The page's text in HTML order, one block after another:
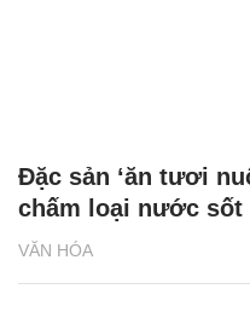
VĂN HÓA
Đặc sản ‘ăn tươi
chấm loại nước sốt